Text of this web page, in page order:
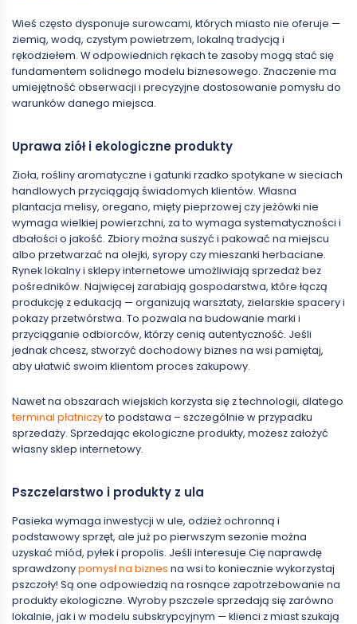
Wieś często dysponuje surowcami, których miasto nie oferuje —
ziemią, wodą, czystym powietrzem, lokalną tradycją i
rękodziełem. W odpowiednich rękach te zasoby mogą stać się
fundamentem solidnego modelu biznesowego. Znaczenie ma
umiejętność obserwacji i precyzyjne dostosowanie pomysłu do
warunków danego miejsca.
Uprawa ziół i ekologiczne produkty
Zioła, rośliny aromatyczne i gatunki rzadko spotykane w sieciach
handlowych przyciągają świadomych klientów. Własna
plantacja melisy, oregano, mięty pieprzowej czy jeżówki nie
wymaga wielkiej powierzchni, za to wymaga systematyczności i
dbałości o jakość. Zbiory można suszyć i pakować na miejscu
albo przetwarzać na olejki, syropy czy mieszanki herbaciane.
Rynek lokalny i sklepy internetowe umożliwiają sprzedaż bez
pośredników. Najwięcej zarabiają gospodarstwa, które łączą
produkcję z edukacją — organizują warsztaty, zielarskie spacery i
pokazy przetwórstwa. To pozwala na budowanie marki i
przyciąganie odbiorców, którzy cenią autentyczność. Jeśli
jednak chcesz, stworzyć dochodowy biznes na wsi pamiętaj,
aby ułatwić swoim klientom proces zakupowy.
Nawet na obszarach wiejskich korzysta się z technologii, dlatego
terminal płatniczyto podstawa – szczególnie w przypadku
sprzedaży. Sprzedając ekologiczne produkty, możesz założyć
własny sklep internetowy.
Pszczelarstwo i produkty z ula
Pasieka wymaga inwestycji w ule, odzież ochronną i
podstawowy sprzęt, ale już po pierwszym sezonie można
uzyskać miód, pyłek i propolis. Jeśli interesuje Cię naprawdę
sprawdzonypomysł na biznes na wsi to koniecznie wykorzystaj
pszczoły! Są one odpowiedzią na rosnące zapotrzebowanie na
produkty ekologiczne. Wyroby pszczele sprzedają się zarówno
lokalnie, jak i w modelu subskrypcyjnym — klienci z miast szukają